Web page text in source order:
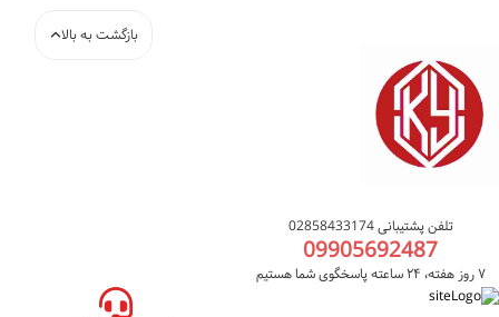
تلفن پشتیبانی 02858433174
09905692487
۷ روز هفته، ۲۴ ساعته پاسخگوی شما هستیم
بازگشت به بالا